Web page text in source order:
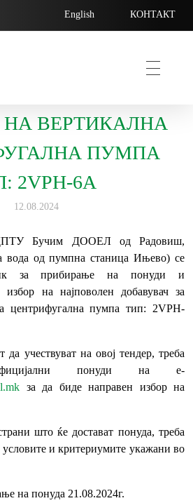
English КОНТАКТ
ВЕРТИКАЛНА
ПУМПА
2VPH-6A
12.08.2024
Бучим ДООЕЛ од Радовиш,
вода од пумпна станица Ињево) се
за прибирање на понуди и
избор на најповолен добавувач за
центрифугална пумпа тип: 2VPH-
учествуват на овој тендер, треба
понуди на е-
за да биде направен избор на
што ќе достават понуда, треба
условите и критериумите укажани во
на понуда 21.08.2024г.